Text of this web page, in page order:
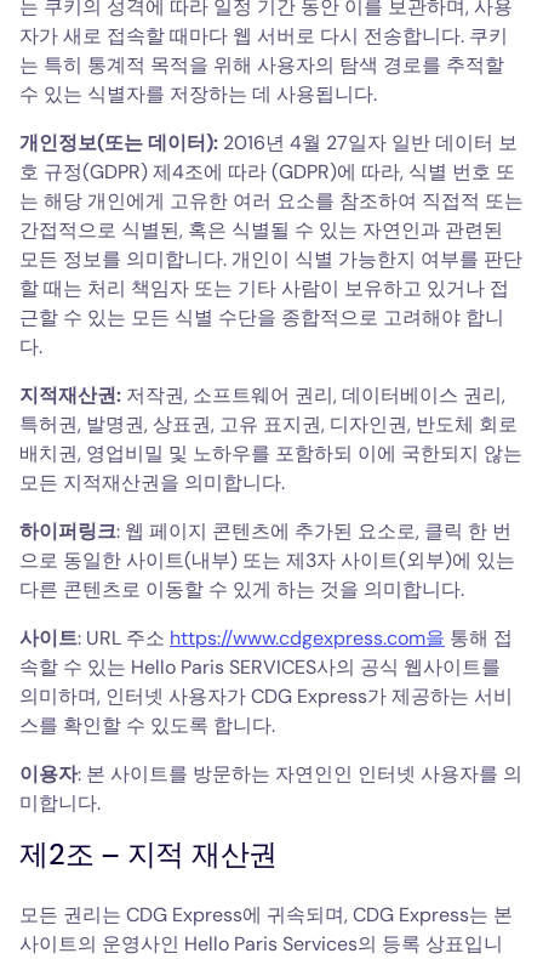
는 쿠키의 성격에 따라 일정 기간 동안 이를 보관하며, 사용
자가 새로 접속할 때마다 웹 서버로 다시 전송합니다. 쿠키
는 특히 통계적 목적을 위해 사용자의 탐색 경로를 추적할
수 있는 식별자를 저장하는 데 사용됩니다.
개인정보(또는 데이터): 2016년 4월 27일자 일반 데이터 보
호 규정(GDPR) 제4조에 따라 (GDPR)에 따라, 식별 번호 또
는 해당 개인에게 고유한 여러 요소를 참조하여 직접적 또는
간접적으로 식별된, 혹은 식별될 수 있는 자연인과 관련된
모든 정보를 의미합니다. 개인이 식별 가능한지 여부를 판단
할 때는 처리 책임자 또는 기타 사람이 보유하고 있거나 접
근할 수 있는 모든 식별 수단을 종합적으로 고려해야 합니
다.
지적재산권: 저작권, 소프트웨어 권리, 데이터베이스 권리,
특허권, 발명권, 상표권, 고유 표지권, 디자인권, 반도체 회로
배치권, 영업비밀 및 노하우를 포함하되 이에 국한되지 않는
모든 지적재산권을 의미합니다.
하이퍼링크: 웹 페이지 콘텐츠에 추가된 요소로, 클릭 한 번
으로 동일한 사이트(내부) 또는 제3자 사이트(외부)에 있는
다른 콘텐츠로 이동할 수 있게 하는 것을 의미합니다.
사이트: URL 주소 https://www.cdgexpress.com을 통해 접
속할 수 있는 Hello Paris SERVICES사의 공식 웹사이트를
의미하며, 인터넷 사용자가 CDG Express가 제공하는 서비
스를 확인할 수 있도록 합니다.
이용자: 본 사이트를 방문하는 자연인인 인터넷 사용자를 의
미합니다.
제2조 – 지적 재산권
모든 권리는 CDG Express에 귀속되며, CDG Express는 본
사이트의 운영사인 Hello Paris Services의 등록 상표입니